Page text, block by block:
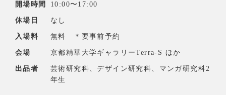
開場時間 10:00〜17:00
休場日 なし
入場料 無料 ＊要事前予約
会場 京都精華大学ギャラリーTerra-S ほか
出品者
芸術研究科、デザイン研究科、マンガ研究科2
年生